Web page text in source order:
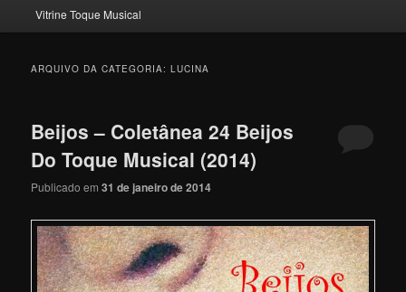
Vitrine Toque Musical
ARQUIVO DA CATEGORIA:LUCINA
Beijos – Coletânea 24 Beijos
Do Toque Musical (2014)
Publicado em31 de janeiro de 2014